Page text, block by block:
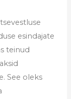
esindajate
teinud
See oleks